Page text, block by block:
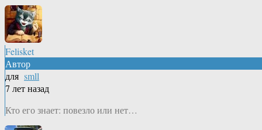
Felisket
Автор
для smll
7 лет назад
Кто его знает: повезло или нет…